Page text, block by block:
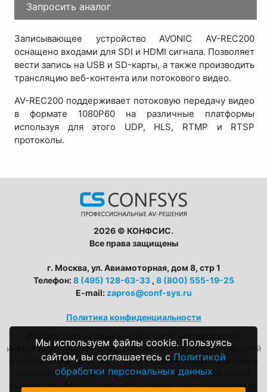
Запросить аналог
Записывающее устройство AVONIC AV-REC200
оснащено входами для SDI и HDMI сигнала. Позволяет
вести запись на USB и SD-карты, а также производить
трансляцию веб-контента или потокового видео.
AV-REC200 поддерживает потоковую передачу видео
в формате 1080P60 на различные платформы
используя для этого UDP, HLS, RTMP и RTSP
протоколы.
2026 © КОНФСИС.
Все права защищены
г. Москва, ул. Авиамоторная, дом 8, стр 1
Телефон:8 (495) 128-63-33 , 8 (800) 555-19-25
E-mail: zapros@conf-sys.ru
Политика конфиденциальности
информационный характер и не является публичной офертой
в соответствии со ст. 437 ГК РФ. Условия, характеристики и
стоимость товаров/услуг могут быть изменены в любой
момент. Администрация сайта не несёт ответственности за
Мы используем файлы cookie. Пользуясь
сайтом, вы соглашаетесь с Политикой
обработки персональных данных